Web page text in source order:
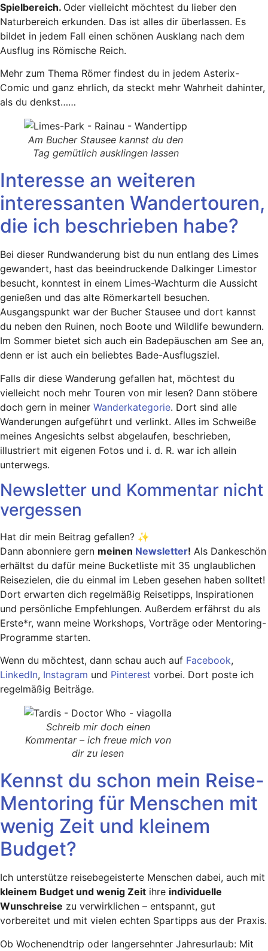
Spielbereich. Oder vielleicht möchtest du lieber den
Naturbereich erkunden. Das ist alles dir überlassen. Es
bildet in jedem Fall einen schönen Ausklang nach dem
Ausflug ins Römische Reich.
Mehr zum Thema Römer findest du in jedem Asterix-
Comic und ganz ehrlich, da steckt mehr Wahrheit dahinter,
als du denkst……
Am Bucher Stausee kannst du den
Tag gemütlich ausklingen lassen
Interesse an weiteren
interessanten Wandertouren,
die ich beschrieben habe?
Bei dieser Rundwanderung bist du nun entlang des Limes
gewandert, hast das beeindruckende Dalkinger Limestor
besucht, konntest in einem Limes-Wachturm die Aussicht
genießen und das alte Römerkartell besuchen.
Ausgangspunkt war der Bucher Stausee und dort kannst
du neben den Ruinen, noch Boote und Wildlife bewundern.
Im Sommer bietet sich auch ein Badepäuschen am See an,
denn er ist auch ein beliebtes Bade-Ausflugsziel.
Falls dir diese Wanderung gefallen hat, möchtest du
vielleicht noch mehr Touren von mir lesen? Dann stöbere
doch gern in meiner Wanderkategorie. Dort sind alle
Wanderungen aufgeführt und verlinkt. Alles im Schweiße
meines Angesichts selbst abgelaufen, beschrieben,
illustriert mit eigenen Fotos und i. d. R. war ich allein
unterwegs.
Newsletter und Kommentar nicht
vergessen
Hat dir mein Beitrag gefallen? ✨
Dann abonniere gern meinen Newsletter! Als Dankeschön
erhältst du dafür meine Bucketliste mit 35 unglaublichen
Reisezielen, die du einmal im Leben gesehen haben solltet!
Dort erwarten dich regelmäßig Reisetipps, Inspirationen
und persönliche Empfehlungen. Außerdem erfährst du als
Erste*r, wann meine Workshops, Vorträge oder Mentoring-
Programme starten.
Wenn du möchtest, dann schau auch auf Facebook,
LinkedIn, Instagram und Pinterest vorbei. Dort poste ich
regelmäßig Beiträge.
Schreib mir doch einen
Kommentar – ich freue mich von
dir zu lesen
Kennst du schon mein Reise-
Mentoring für Menschen mit
wenig Zeit und kleinem
Budget?
Ich unterstütze reisebegeisterte Menschen dabei, auch mit
kleinem Budget und wenig Zeit ihre individuelle
Wunschreise zu verwirklichen – entspannt, gut
vorbereitet und mit vielen echten Spartipps aus der Praxis.
Ob Wochenendtrip oder langersehnter Jahresurlaub: Mit